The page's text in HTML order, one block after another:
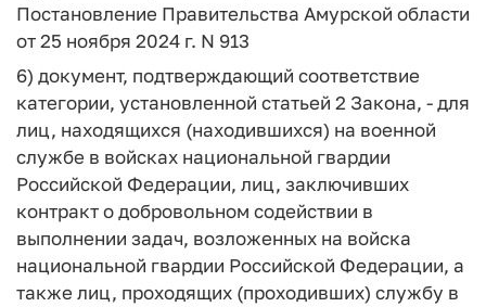
Постановление Правительства Амурской области
от 25 ноября 2024 г. N 913
6) документ, подтверждающий соответствие
категории, установленной статьей 2 Закона, - для
лиц, находящихся (находившихся) на военной
службе в войсках национальной гвардии
Российской Федерации, лиц, заключивших
контракт о добровольном содействии в
выполнении задач, возложенных на войска
национальной гвардии Российской Федерации, а
также лиц, проходящих (проходивших) службу в